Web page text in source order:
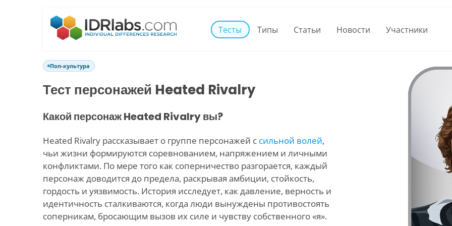
Тесты Типы Статьи Новости Участники
Поп-культура
Тест персонажей Heated Rivalry
Какой персонаж Heated Rivalry вы?
Heated Rivalry рассказывает о группе персонажей с сильной волей,
чьи жизни формируются соревнованием, напряжением и личными
конфликтами. По мере того как соперничество разгорается, каждый
персонаж доводится до предела, раскрывая амбиции, стойкость,
гордость и уязвимость. История исследует, как давление, верность и
идентичность сталкиваются, когда люди вынуждены противостоять
соперникам, бросающим вызов их силе и чувству собственного «я».